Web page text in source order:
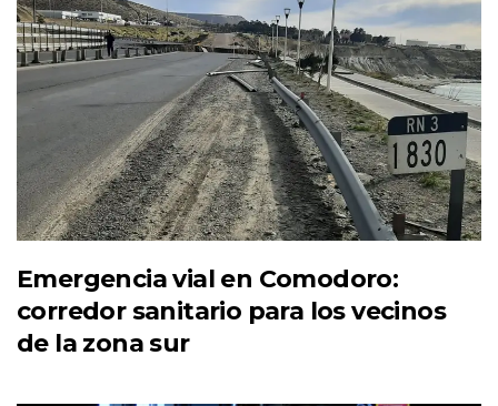
Emergencia vial en Comodoro:
corredor sanitario para los vecinos
de la zona sur